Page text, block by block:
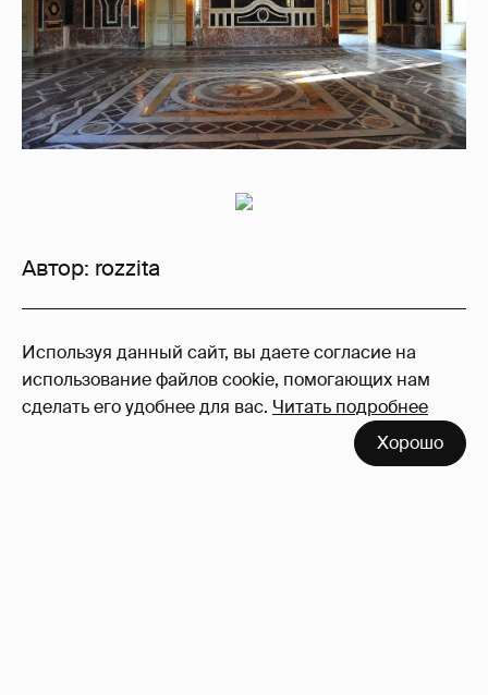
Используя данный сайт, вы даете согласие на
использование файлов cookie, помогающих нам
сделать его удобнее для вас. Читать подробнее
Хорошо
Автор: rozzita
64
Войдите в аккаунт, чтобы читать и
оставлять комментарии